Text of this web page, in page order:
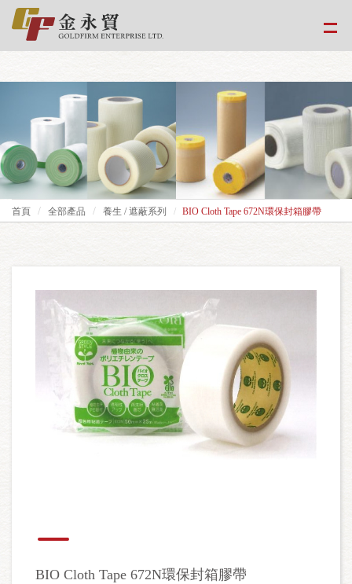
google-site-
verification=EvPoimA01gXxwXCpdefUUxzfHUTmBpMCMS46hwWJ2Xo
首頁 全部產品 養生 / 遮蔽系列 BIO Cloth Tape 672N環保封箱膠帶
BIO Cloth Tape 672N環保封箱膠帶